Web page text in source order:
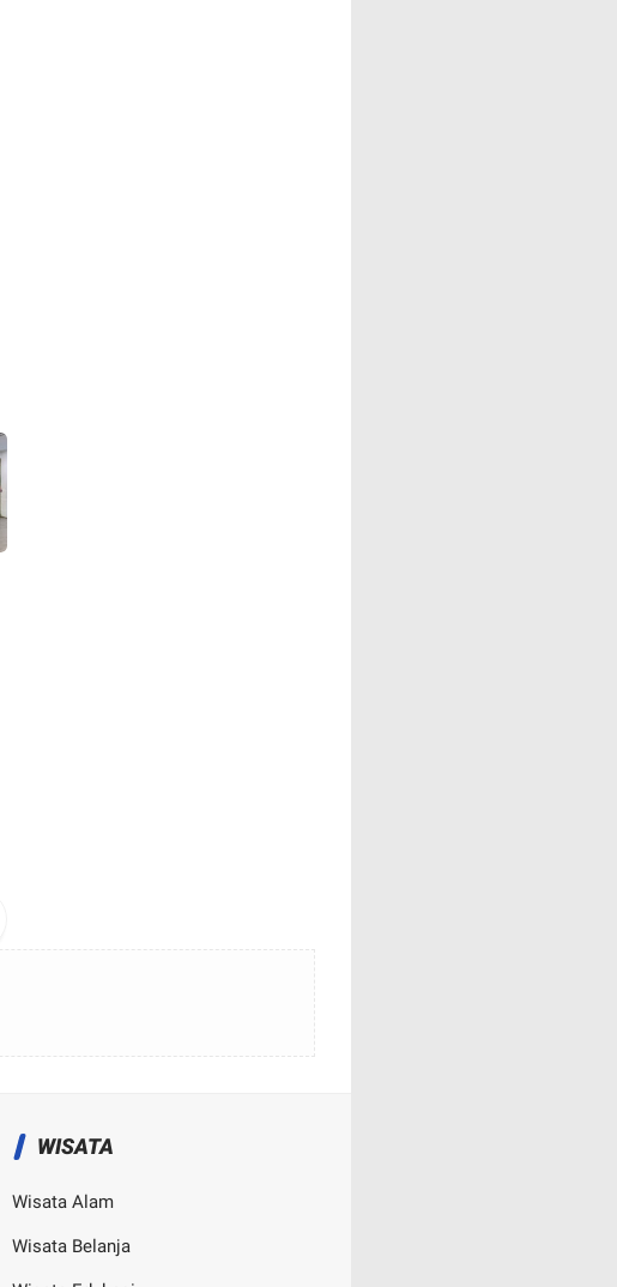
WISATA
Wisata Alam
Wisata Belanja